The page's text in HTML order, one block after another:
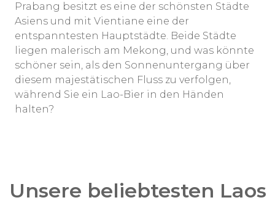
Prabang besitzt es eine der schönsten Städte
Asiens und mit Vientiane eine der
entspanntesten Hauptstädte. Beide Städte
liegen malerisch am Mekong, und was könnte
schöner sein, als den Sonnenuntergang über
diesem majestätischen Fluss zu verfolgen,
während Sie ein Lao-Bier in den Händen
halten?
Unsere beliebtesten Laos